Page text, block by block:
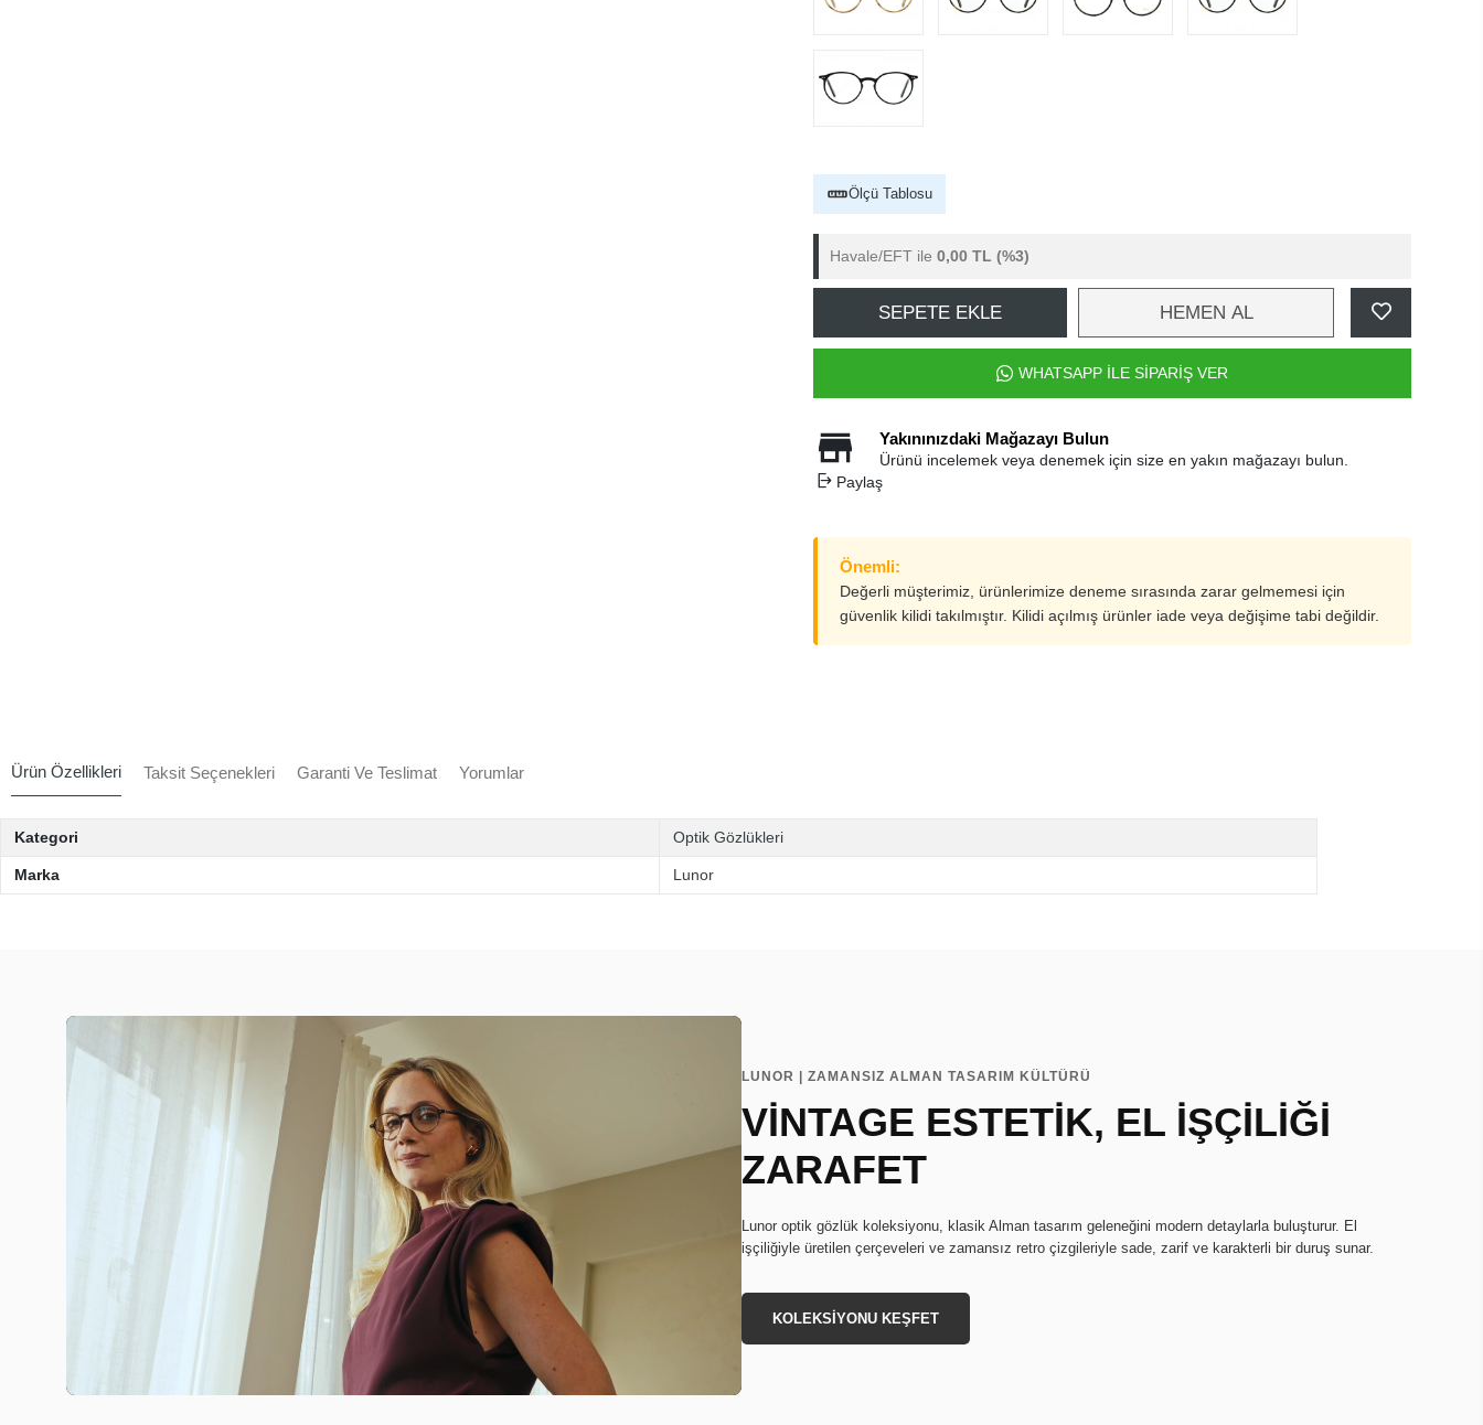
Ölçü Tablosu
Havale/EFT ile 0,00 TL (%3)
SEPETE EKLE HEMEN AL
WHATSAPP İLE SİPARİŞ VER
Yakınınızdaki Mağazayı Bulun
Ürünü incelemek veya denemek için size en yakın mağazayı bulun.
Paylaş
Önemli:
Değerli müşterimiz, ürünlerimize deneme sırasında zarar gelmemesi için
güvenlik kilidi takılmıştır. Kilidi açılmış ürünler iade veya değişime tabi değildir.
Ürün Özellikleri Taksit Seçenekleri Garanti Ve Teslimat Yorumlar
Kategori Optik Gözlükleri
Marka Lunor
LUNOR | ZAMANSIZ ALMAN TASARIM KÜLTÜRÜ
VİNTAGE ESTETİK, EL İŞÇİLİĞİ
ZARAFET
Lunor optik gözlük koleksiyonu, klasik Alman tasarım geleneğini modern detaylarla buluşturur. El
işçiliğiyle üretilen çerçeveleri ve zamansız retro çizgileriyle sade, zarif ve karakterli bir duruş sunar.
KOLEKSİYONU KEŞFET